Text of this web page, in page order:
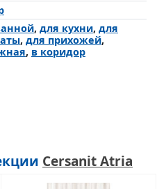
, для кухни, для
, для прихожей,
, в коридор
Cersanit Atria